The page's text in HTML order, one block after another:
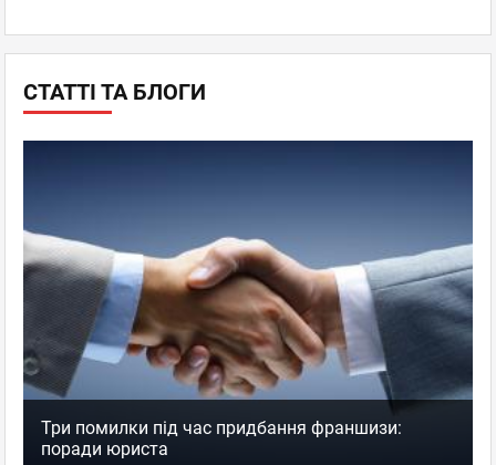
СТАТТІ ТА БЛОГИ
Три помилки під час придбання франшизи:
поради юриста